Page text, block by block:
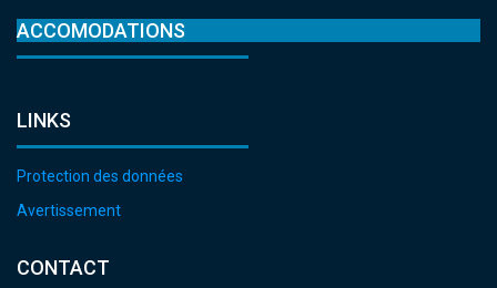
ACCOMODATIONS
LINKS
Protection des données
Avertissement
CONTACT